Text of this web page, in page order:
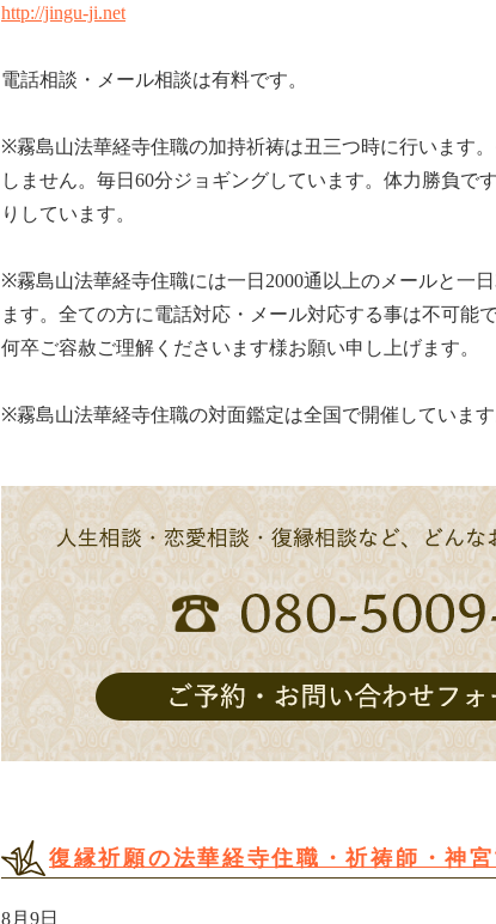
http://jingu-ji.net
電話相談・メール相談は有料です。
※霧島山法華経寺住職の加持祈祷は丑三つ時に行います
しません。毎日60分ジョギングしています。体力勝負で
りしています。
※霧島山法華経寺住職には一日2000通以上のメールと一
ます。全ての方に電話対応・メール対応する事は不可能で
何卒ご容赦ご理解くださいます様お願い申し上げます。
※霧島山法華経寺住職の対面鑑定は全国で開催しています
復縁祈願の法華経寺住職・祈祷師・神
8月9日